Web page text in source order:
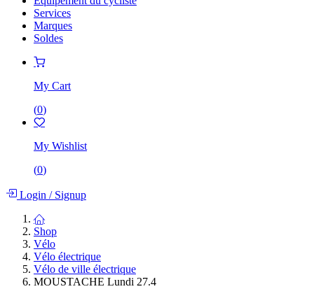
Services
Marques
Soldes
My Cart
(0)
My Wishlist
(0)
Login /Signup
Shop
Vélo
Vélo électrique
Vélo de ville électrique
MOUSTACHE Lundi 27.4